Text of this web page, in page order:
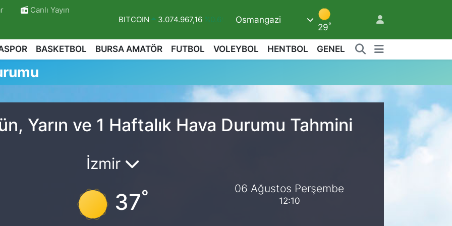
Canlı Yayın
BITCOIN 3.074.967,16 %0.69
DOLAR
47,5986 %0.06
6513.94
%0.32
Osmangazi
29°
BASKETBOL BURSA AMATÖR FUTBOL VOLEYBOL HENTBOL GENEL
Yarın ve 1 Haftalık Hava Durumu Tahmini
İzmir
37° 06 Ağustos Perşembe
12:10